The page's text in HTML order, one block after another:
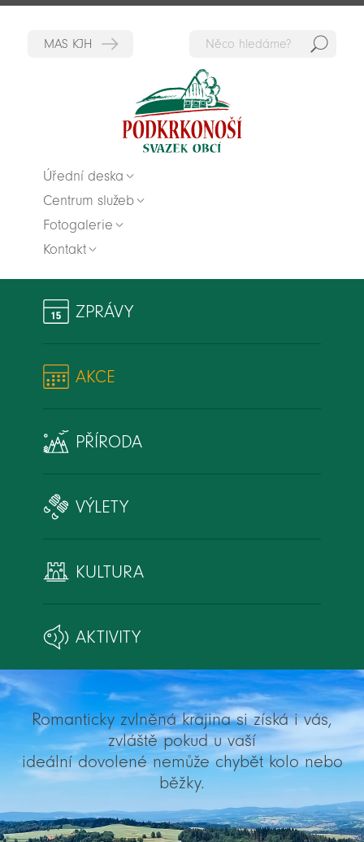
Úřední deska
Centrum služeb
Fotogalerie
Kontakt
ZPRÁVY
AKCE
PŘÍRODA
VÝLETY
KULTURA
AKTIVITY
Romanticky zvlněná krajina si získá i vás,
zvláště pokud u vaší
ideální dovolené nemůže chybět kolo nebo
běžky.